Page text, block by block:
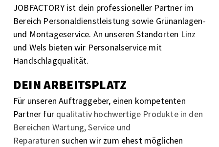
JOBFACTORY ist dein professioneller Partner im
Bereich Personaldienstleistung sowie Grünanlagen-
und Montageservice. An unseren Standorten Linz
und Wels bieten wir Personalservice mit
Handschlagqualität.
DEIN ARBEITSPLATZ
Für unseren Auftraggeber, einen kompetenten
Partner fürqualitativ hochwertige Produkte in den
Bereichen Wartung, Service und
Reparaturen suchen wir zum ehest möglichen